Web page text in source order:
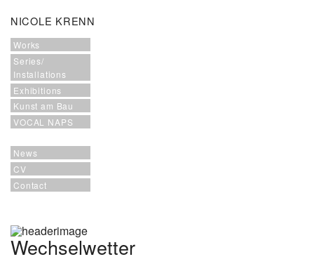
NICOLE KRENN
Works
Series/
Installations
Exhibitions
Kunst am Bau
VOCAL NAPS
News
CV
Contact
Wechselwetter